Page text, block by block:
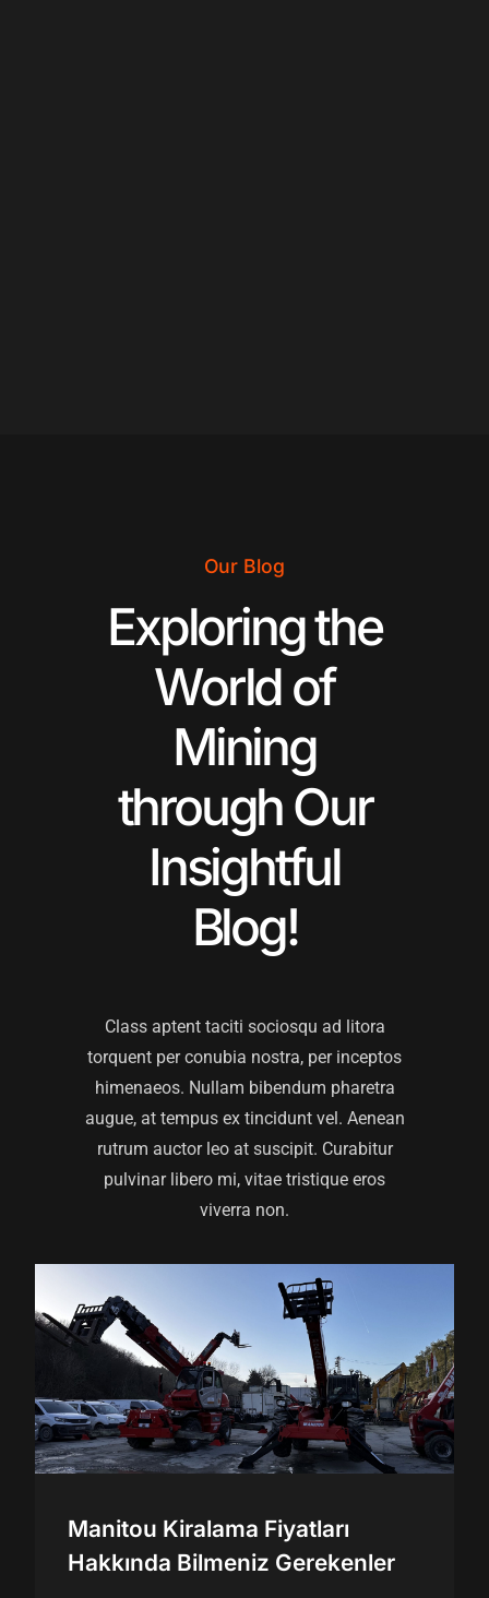
Our Blog
Exploring the
World of
Mining
through Our
Insightful
Blog!
Class aptent taciti sociosqu ad litora
torquent per conubia nostra, per inceptos
himenaeos. Nullam bibendum pharetra
augue, at tempus ex tincidunt vel. Aenean
rutrum auctor leo at suscipit. Curabitur
pulvinar libero mi, vitae tristique eros
viverra non.
Manitou Kiralama Fiyatları
Hakkında Bilmeniz Gerekenler